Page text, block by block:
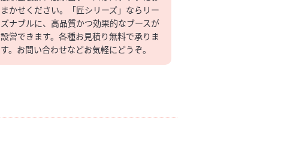
まかせください。「匠シリーズ」ならリー
ズナブルに、高品質かつ効果的なブースが
設営できます。各種お見積り無料で承りま
す。お問い合わせなどお気軽にどうぞ。